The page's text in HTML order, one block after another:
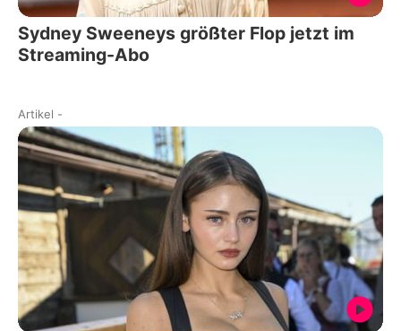
Sydney Sweeneys größter Flop jetzt im
Streaming-Abo
Artikel -